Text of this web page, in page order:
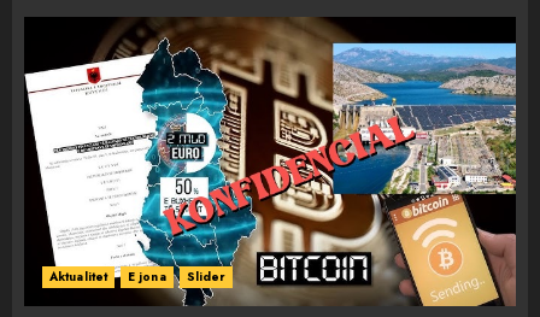
Aktualitet E jona Slider